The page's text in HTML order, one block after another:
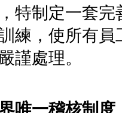
特制定一套
練，使所有員
謹處理。
唯一稽核制度